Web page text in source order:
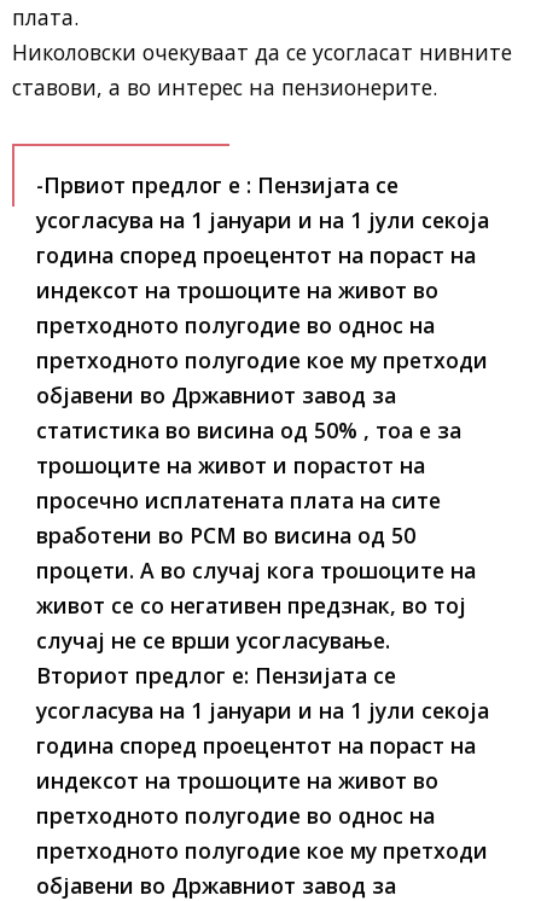
плата.
Николовски очекуваат да се усогласат нивните
ставови, а во интерес на пензионерите.
-Првиот предлог е : Пензијата се
усогласува на 1 јануари и на 1 јули секоја
година според проецентот на пораст на
индексот на трошоците на живот во
претходното полугодие во однос на
претходното полугодие кое му претходи
објавени во Државниот завод за
статистика во висина од 50% , тоа е за
трошоците на живот и порастот на
просечно исплатената плата на сите
вработени во РСМ во висина од 50
процети. А во случај кога трошоците на
живот се со негативен предзнак, во тој
случај не се врши усогласување.
Вториот предлог е: Пензијата се
усогласува на 1 јануари и на 1 јули секоја
година според проецентот на пораст на
индексот на трошоците на живот во
претходното полугодие во однос на
претходното полугодие кое му претходи
објавени во Државниот завод за